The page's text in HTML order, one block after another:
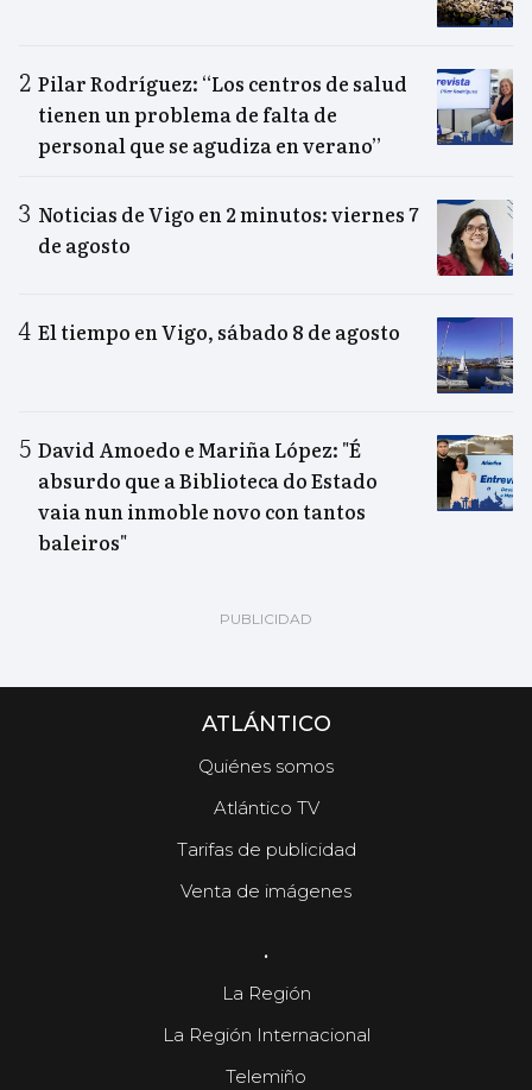
Pilar Rodríguez: “Los centros de salud
tienen un problema de falta de
personal que se agudiza en verano”
Noticias de Vigo en 2 minutos: viernes 7
de agosto
El tiempo en Vigo, sábado 8 de agosto
David Amoedo e Mariña López: "É
absurdo que a Biblioteca do Estado
vaia nun inmoble novo con tantos
baleiros"
ATLÁNTICO
Quiénes somos
Atlántico TV
Tarifas de publicidad
Venta de imágenes
.
La Región
La Región Internacional
Telemiño